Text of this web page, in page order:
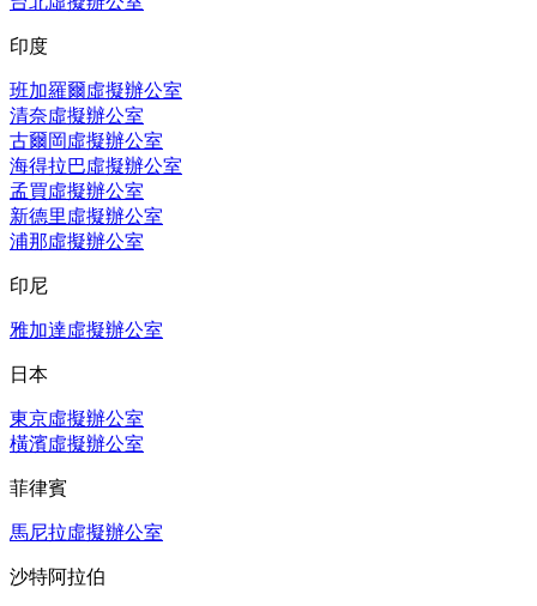
印度
班加羅爾虛擬辦公室
清奈虛擬辦公室
古爾岡虛擬辦公室
海得拉巴虛擬辦公室
孟買虛擬辦公室
新德里虛擬辦公室
浦那虛擬辦公室
印尼
雅加達虛擬辦公室
日本
東京虛擬辦公室
橫濱虛擬辦公室
菲律賓
馬尼拉虛擬辦公室
沙特阿拉伯